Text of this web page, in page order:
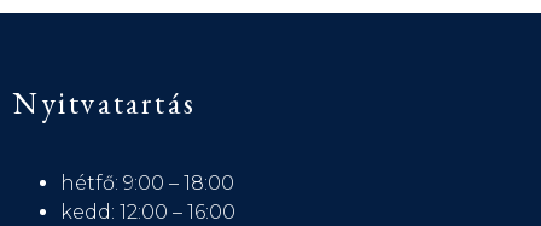
Nyitvatartás
hétfő: 9:00 – 18:00
kedd: 12:00 – 16:00